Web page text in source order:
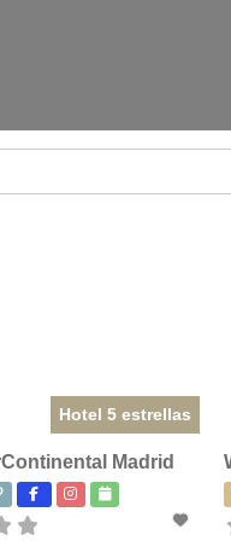
Hotel 5 estrellas
Madrid